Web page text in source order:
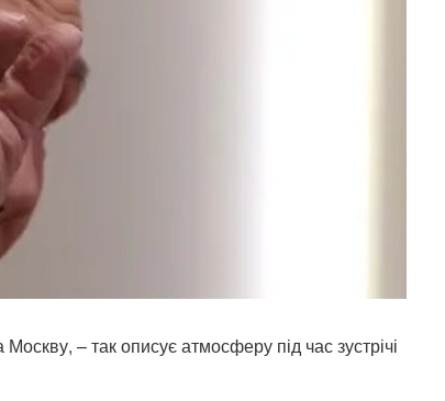
– так описує атмосферу під час зустрічі